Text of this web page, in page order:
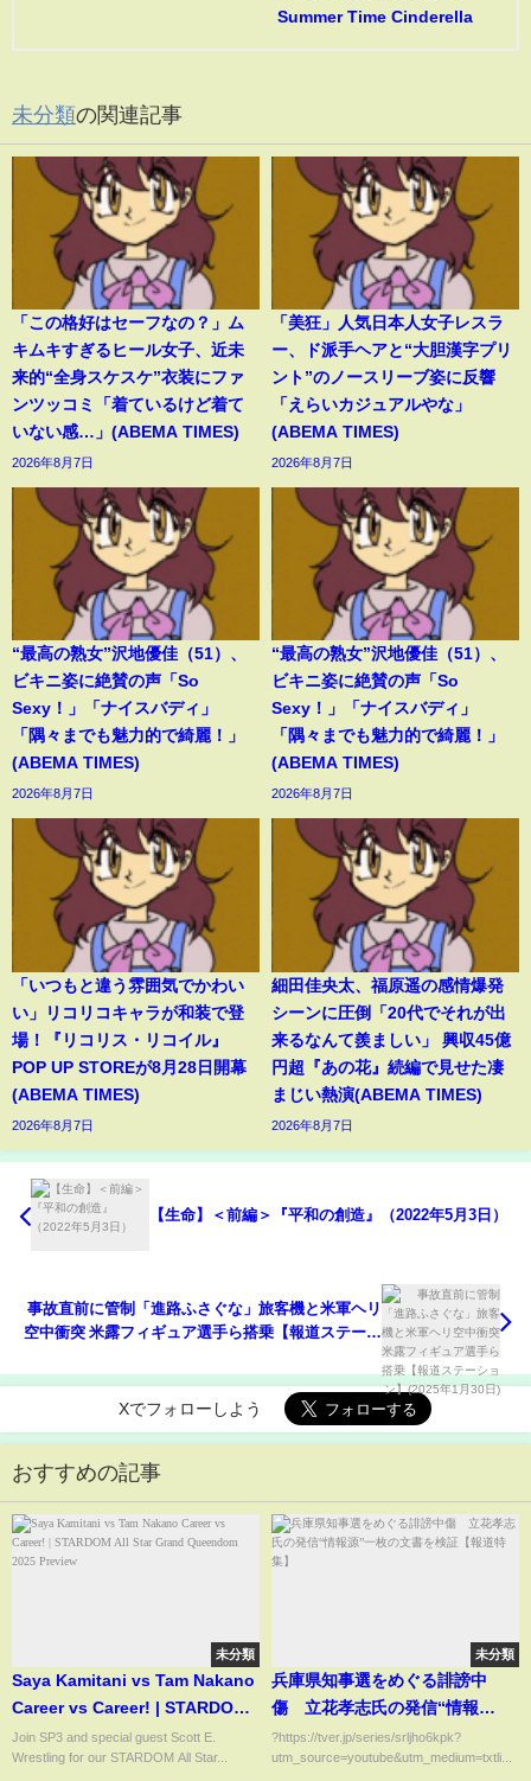
Summer Time Cinderella
未分類の関連記事
「この格好はセーフなの？」ム
キムキすぎるヒール女子、近未
来的“全身スケスケ”衣装にファ
ンツッコミ「着ているけど着て
いない感…」(ABEMA TIMES)
2026年8月7日
「美狂」人気日本人女子レスラ
ー、ド派手ヘアと“大胆漢字プリ
ント”のノースリーブ姿に反響
「えらいカジュアルやな」
(ABEMA TIMES)
2026年8月7日
“最高の熟女”沢地優佳（51）、
ビキニ姿に絶賛の声「So
Sexy！」「ナイスバディ」
「隅々までも魅力的で綺麗！」
(ABEMA TIMES)
2026年8月7日
“最高の熟女”沢地優佳（51）、
ビキニ姿に絶賛の声「So
Sexy！」「ナイスバディ」
「隅々までも魅力的で綺麗！」
(ABEMA TIMES)
2026年8月7日
「いつもと違う雰囲気でかわい
い」リコリコキャラが和装で登
場！『リコリス・リコイル』
POP UP STOREが8月28日開幕
(ABEMA TIMES)
2026年8月7日
細田佳央太、福原遥の感情爆発
シーンに圧倒「20代でそれが出
来るなんて羨ましい」 興収45億
円超『あの花』続編で見せた凄
まじい熱演(ABEMA TIMES)
2026年8月7日
【生命】＜前編＞『平和の創造』（2022年5月3日）
事故直前に管制「進路ふさぐな」旅客機と米軍ヘリ
空中衝突 米露フィギュア選手ら搭乗【報道ステーシ
Xでフォローしよう
おすすめの記事
未分類
Saya Kamitani vs Tam Nakano
Career vs Career! | STARDOM
All Star Grand Queendom
2025 Preview
Join SP3 and special guest Scott E.
Wrestling for our STARDOM All Star...
未分類
兵庫県知事選をめぐる誹謗中
傷 立花孝志氏の発信“情報
源”一枚の文書を検証【報道特
集】
?https://tver.jp/series/srljho6kpk?
utm_source=youtube&utm_medium=txtli...